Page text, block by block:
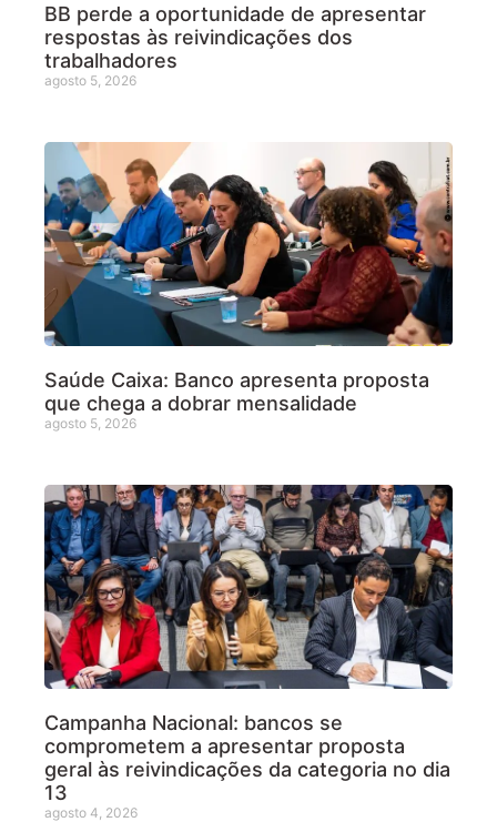
BB perde a oportunidade de apresentar
respostas às reivindicações dos
trabalhadores
agosto 5, 2026
Saúde Caixa: Banco apresenta proposta
que chega a dobrar mensalidade
agosto 5, 2026
Campanha Nacional: bancos se
comprometem a apresentar proposta
geral às reivindicações da categoria no dia
13
agosto 4, 2026